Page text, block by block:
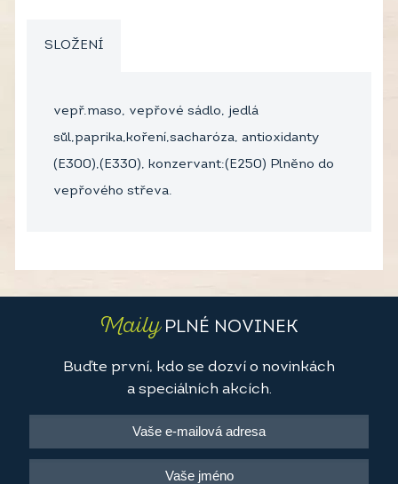
SLOŽENÍ
vepř.maso, vepřové sádlo, jedlá
sůl,paprika,koření,sacharóza, antioxidanty
(E300),(E330), konzervant:(E250) Plněno do
vepřového střeva.
MailyPLNÉ NOVINEK
Buďte první, kdo se dozví o novinkách
a speciálních akcích.